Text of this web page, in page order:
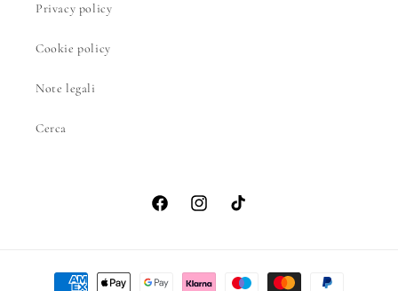
Privacy policy
Cookie policy
Note legali
Cerca
FacebookInstagramTikTok
Metodi